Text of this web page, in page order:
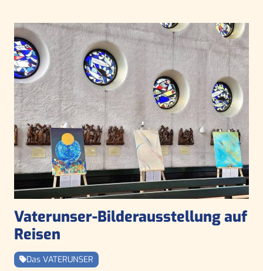
Vaterunser-Bilderausstellung auf
Reisen
Das VATERUNSER